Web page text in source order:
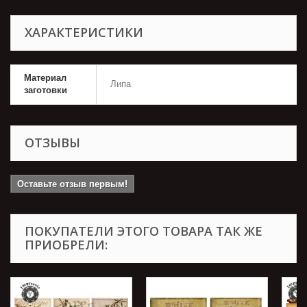
ХАРАКТЕРИСТИКИ
Материал
заготовки
Липа
ОТЗЫВЫ
Оставьте отзыв первым!
ПОКУПАТЕЛИ ЭТОГО ТОВАРА ТАК ЖЕ
ПРИОБРЕЛИ: